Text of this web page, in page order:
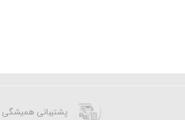
پشتیبانی همیشگی